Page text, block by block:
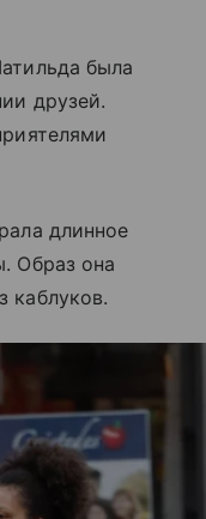
была
друзей.
длинное
Образ она
каблуков.